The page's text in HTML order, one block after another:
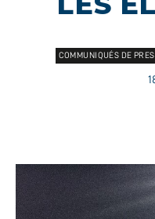
COMMUNIQUÉS DE